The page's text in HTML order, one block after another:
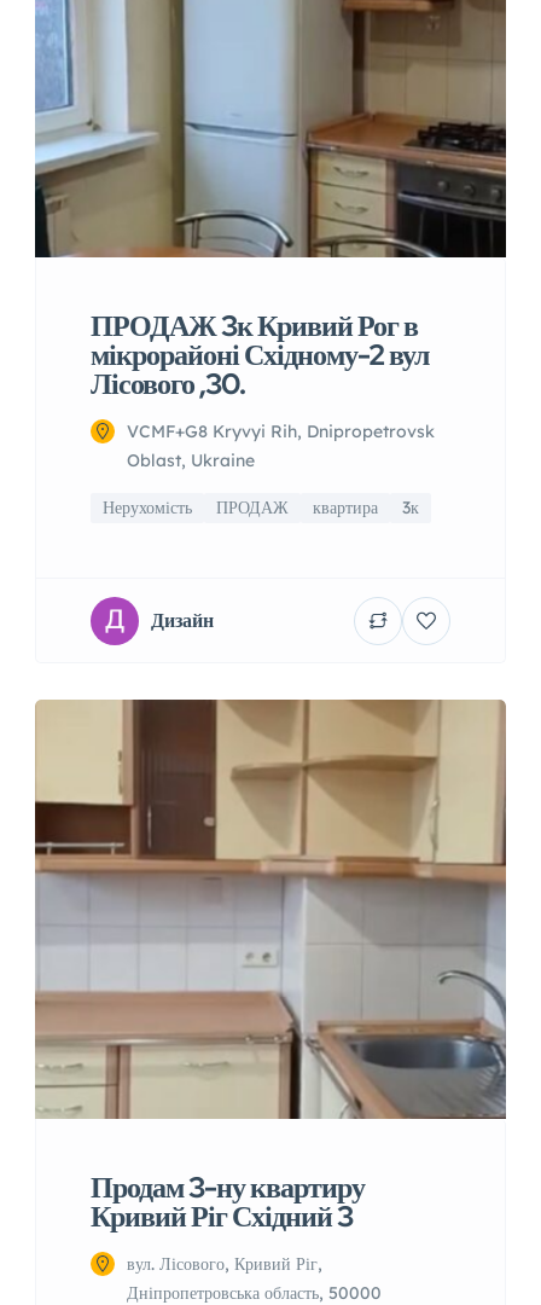
ПРОДАЖ 3к Кривий Рог в
мікрорайоні Східному-2 вул
Лісового ,30.
VCMF+G8 Kryvyi Rih, Dnipropetrovsk
Oblast, Ukraine
Нерухомість ПРОДАЖ квартира 3к
Дизайн
Продам 3-ну квартиру
Кривий Ріг Східний 3
вул. Лісового, Кривий Ріг,
Дніпропетровська область, 50000